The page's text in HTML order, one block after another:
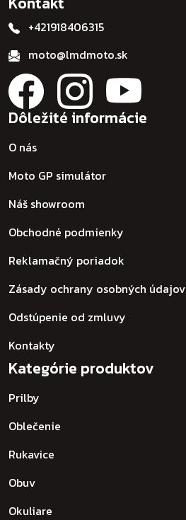
+421918406315
moto@lmdmoto.sk
Dôležité informácie
O nás
Moto GP simulátor
Náš showroom
Obchodné podmienky
Reklamačný poriadok
Zásady ochrany osobných údajov
Odstúpenie od zmluvy
Kontakty
Kategórie produktov
Prilby
Oblečenie
Rukavice
Obuv
Okuliare